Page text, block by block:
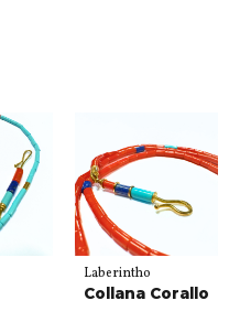
Laberintho
Collana Corallo